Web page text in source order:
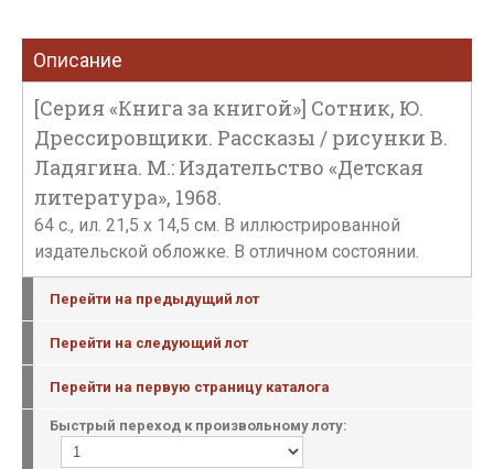
Описание
[Серия «Книга за книгой»] Сотник, Ю.
Дрессировщики. Рассказы / рисунки В.
Ладягина. М.: Издательство «Детская
литература», 1968.
64 с., ил. 21,5 х 14,5 см. В иллюстрированной
издательской обложке. В отличном состоянии.
Перейти на предыдущий лот
Перейти на следующий лот
Перейти на первую страницу каталога
Быстрый переход к произвольному лоту: